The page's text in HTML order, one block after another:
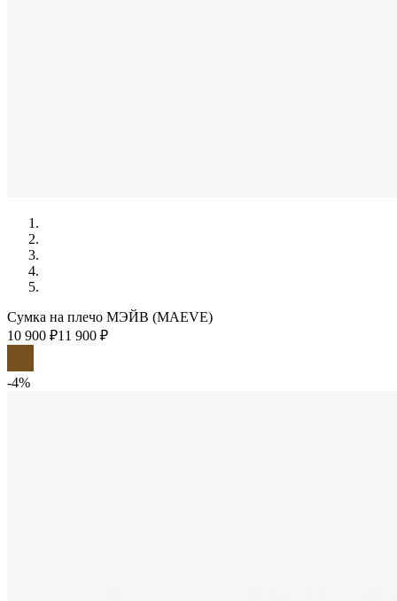
Сумка на плечо МЭЙВ (MAEVE)
10 900 ₽11 900 ₽
-4%